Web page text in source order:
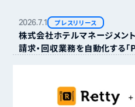
2026.7.1 プレスリリース
株式会社ホテルマネージメン
請求・回収業務を自動化する「